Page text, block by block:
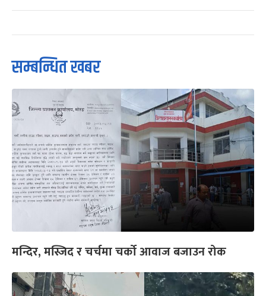
सम्बन्धित खबर
मन्दिर, मस्जिद र चर्चमा चर्को आवाज बजाउन रोक